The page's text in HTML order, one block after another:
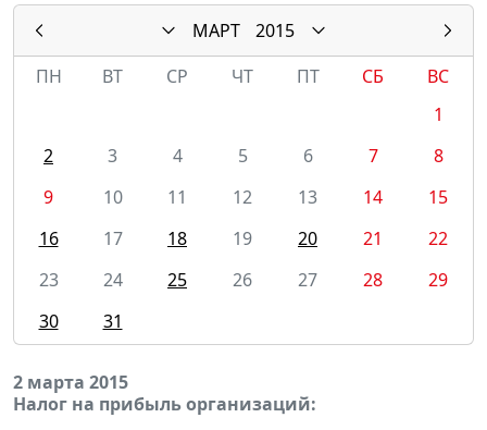
МАРТ
2015
ПН
ВТ СР ЧТ ПТ СБ
ВС
1
2
3 4 5 6 7
8
9
10 11 12 13 14
15
16
17 18 19 20 21
22
23
24 25 26 27 28
29
30
31
2 марта 2015
Налог на прибыль организаций: